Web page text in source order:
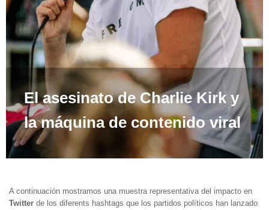
El asesinato de Charlie Kirk y
la máquina de contenido viral
A continuación mostramos una muestra representativa del impacto en
Twitter de los diferents hashtags que los partidos políticos han lanzado